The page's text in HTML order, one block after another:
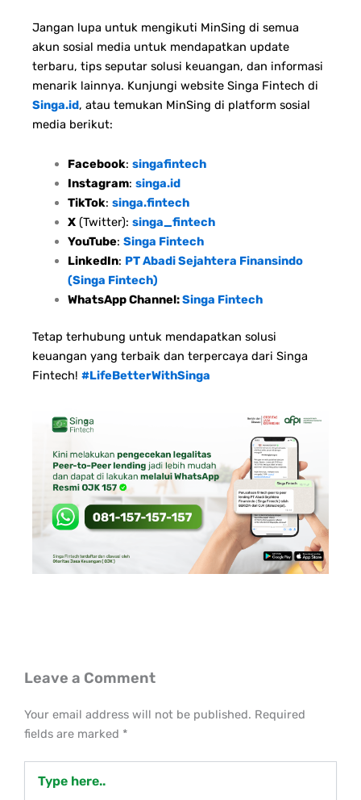
Jangan lupa untuk mengikuti MinSing di semua
akun sosial media untuk mendapatkan update
terbaru, tips seputar solusi keuangan, dan informasi
menarik lainnya. Kunjungi website Singa Fintech di
Singa.id, atau temukan MinSing di platform sosial
media berikut:
Facebook: singafintech
Instagram: singa.id
TikTok: singa.fintech
X(Twitter): singa_fintech
YouTube: Singa Fintech
LinkedIn: PT Abadi Sejahtera Finansindo
(Singa Fintech)
WhatsApp Channel:Singa Fintech
Tetap terhubung untuk mendapatkan solusi
keuangan yang terbaik dan terpercaya dari Singa
Fintech! #LifeBetterWithSinga
Leave a Comment
Your email address will not be published. Required
fields are marked *
here..